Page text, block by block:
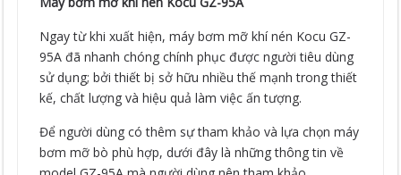
Ngay từ khi xuất hiện, máy bơm mỡ khí nén Kocu GZ-
95A đã nhanh chóng chính phục được người tiêu dùng
sử dụng; bởi thiết bị sở hữu nhiều thế mạnh trong thiết
kế, chất lượng và hiệu quả làm việc ấn tượng.
Để người dùng có thêm sự tham khảo và lựa chọn máy
bơm mỡ bò phù hợp, dưới đây là những thông tin về